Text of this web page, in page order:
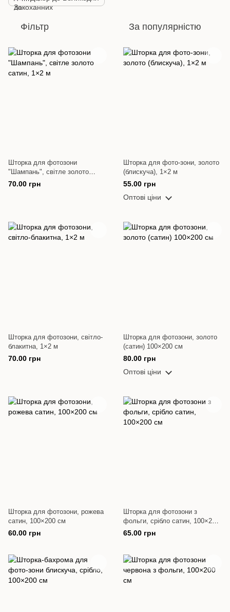
Фільтр За популярністю
Шторка для фотозони
"Шампань", світле золото
сатин, 1×2 м
70.00 грн
Шторка для фото-зони, золото
(блискуча), 1×2 м
55.00 грн
Оптові ціни
Шторка для фотозони, світло-
блакитна, 1×2 м
70.00 грн
Шторка для фотозони, золото
(сатин) 100×200 см
80.00 грн
Оптові ціни
Шторка для фотозони, рожева
сатин, 100×200 см
60.00 грн
Шторка для фотозони з
фольги, срібло сатин, 100×200
см
65.00 грн